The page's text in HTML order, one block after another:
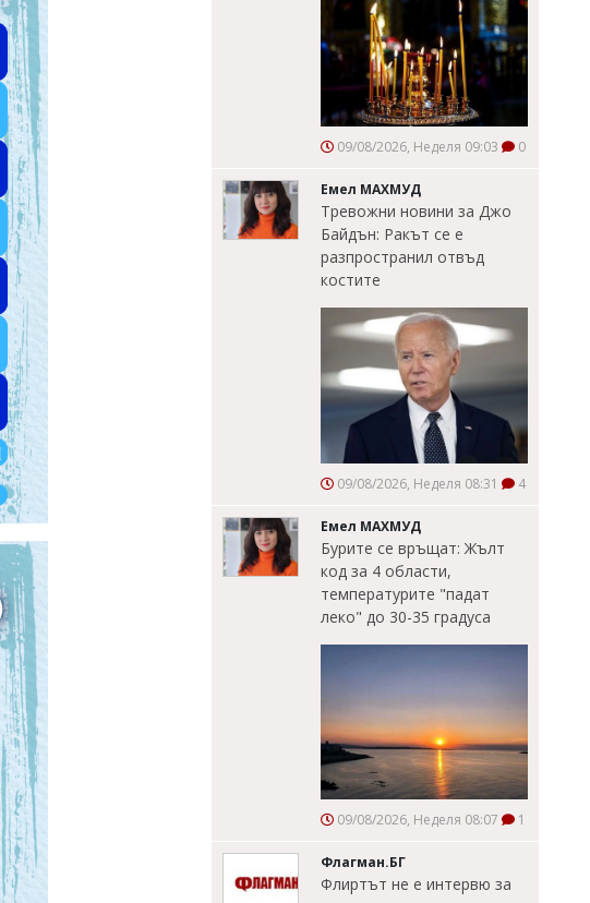
09/08/2026, Неделя 09:03 0
Емел МАХМУД
Тревожни новини за Джо
Байдън: Ракът се е
разпространил отвъд
костите
09/08/2026, Неделя 08:31 4
Емел МАХМУД
Бурите се връщат: Жълт
код за 4 области,
температурите "падат
леко" до 30-35 градуса
09/08/2026, Неделя 08:07 1
Флагман.БГ
Флиртът не е интервю за